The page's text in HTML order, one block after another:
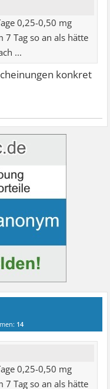
0,25-0,50 mg
7 Tag so an als hätte
...
konkret
14
0,25-0,50 mg
7 Tag so an als hätte